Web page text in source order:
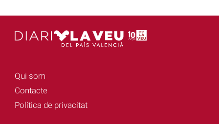
Qui som
Contacte
Política de privacitat